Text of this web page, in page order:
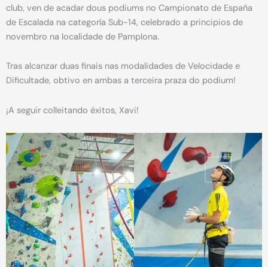
club, ven de acadar dous podiums no Campionato de España
de Escalada na categoría Sub-14, celebrado a principios de
novembro na localidade de Pamplona.
Tras alcanzar duas finais nas modalidades de Velocidade e
Dificultade, obtivo en ambas a terceira praza do podium!
¡A seguir colleitando éxitos, Xavi!